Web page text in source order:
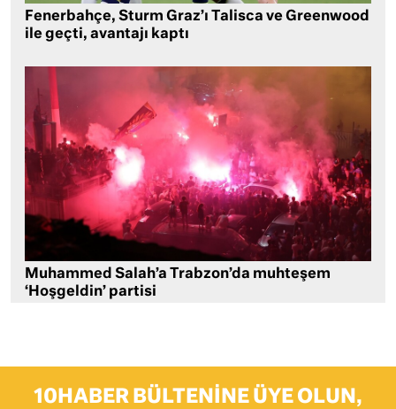
Fenerbahçe, Sturm Graz’ı Talisca ve Greenwood
ile geçti, avantajı kaptı
Muhammed Salah’a Trabzon’da muhteşem
‘Hoşgeldin’ partisi
10HABER BÜLTENINE ÜYE OLUN,